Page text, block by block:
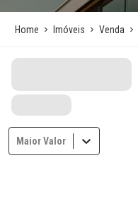
Home Imóveis Venda
Maior Valor